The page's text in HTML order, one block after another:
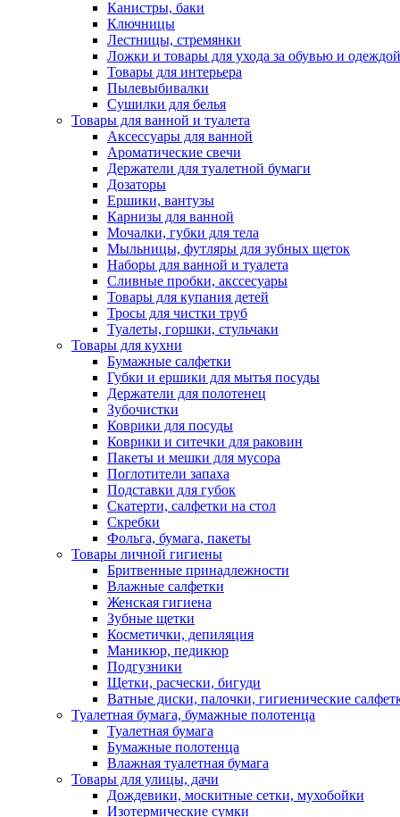
Канистры, баки
Ключницы
Лестницы, стремянки
Ложки и товары для ухода за обувью и одеждой
Товары для интерьера
Пылевыбивалки
Сушилки для белья
Товары для ванной и туалета
Аксессуары для ванной
Ароматические свечи
Держатели для туалетной бумаги
Дозаторы
Ершики, вантузы
Карнизы для ванной
Мочалки, губки для тела
Мыльницы, футляры для зубных щеток
Наборы для ванной и туалета
Сливные пробки, акссесуары
Товары для купания детей
Тросы для чистки труб
Туалеты, горшки, стульчаки
Товары для кухни
Бумажные салфетки
Губки и ершики для мытья посуды
Держатели для полотенец
Зубочистки
Коврики для посуды
Коврики и ситечки для раковин
Пакеты и мешки для мусора
Поглотители запаха
Подставки для губок
Скатерти, салфетки на стол
Скребки
Фольга, бумага, пакеты
Товары личной гигиены
Бритвенные принадлежности
Влажные салфетки
Женская гигиена
Зубные щетки
Косметички, депиляция
Маникюр, педикюр
Подгузники
Щетки, расчески, бигуди
Ватные диски, палочки, гигиенические
Туалетная бумага, бумажные полотенца
Туалетная бумага
Бумажные полотенца
Влажная туалетная бумага
Товары для улицы, дачи
Дождевики, москитные сетки, мухобойки
Изотермические сумки